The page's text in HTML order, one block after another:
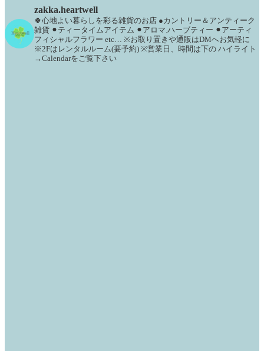
zakka.heartwell
🍀心地よい暮らしを彩る雑貨のお店 ●カントリー＆アンティーク
雑貨 ⚫︎ティータイムアイテム ⚫︎アロマ.ハーブティー ⚫︎アーティ
フィシャルフラワー etc… ※お取り置きや通販はDMへお気軽に
※2Fはレンタルルーム(要予約) ※営業日、時間は下の ハイライト
→Calendarをご覧下さい